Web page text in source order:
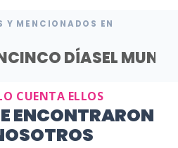
Y MENCIONADOS EN
CINCO DÍASEL
CUENTA ELLOS
ENCONTRARON